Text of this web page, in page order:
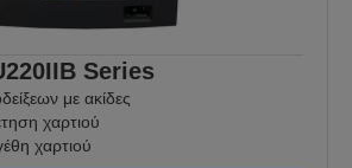
Series
με ακίδες
χαρτιού
χαρτιού